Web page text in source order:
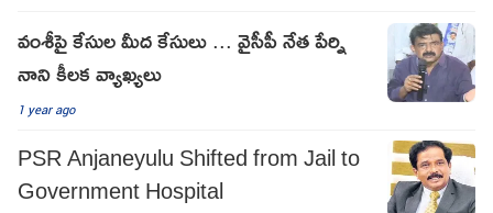
వంశీపై కేసుల మీద కేసులు ... వైసీపీ నేత పేర్ని
నాని కీలక వ్యాఖ్యలు
1 year ago
PSR Anjaneyulu Shifted from Jail to
Government Hospital